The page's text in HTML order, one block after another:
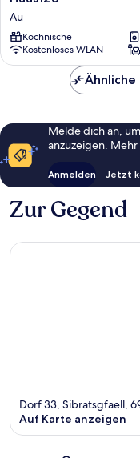
Au
Au
Kochnische
Kostenloses WLAN
Melde dich an,
anzuzeigen.
Anmelden Jetzt
Zur Gegend
Dorf 33, Sibratsgfaell,
Auf Karte anzeigen